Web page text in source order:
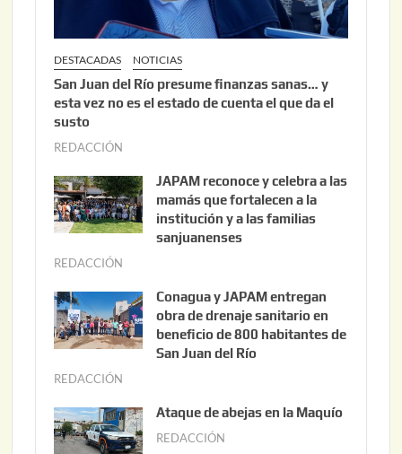
DESTACADAS NOTICIAS
San Juan del Río presume finanzas sanas… y
esta vez no es el estado de cuenta el que da el
susto
REDACCIÓN
o
s
t
,
2
0
JAPAM reconoce y celebra a las
mamás que fortalecen a la
institución y a las familias
sanjuanenses
REDACCIÓN
n
i
o
,
2
Conagua y JAPAM entregan
obra de drenaje sanitario en
beneficio de 800 habitantes de
San Juan del Río
REDACCIÓN
n
i
Ataque de abejas en la Maquío
REDACCIÓN